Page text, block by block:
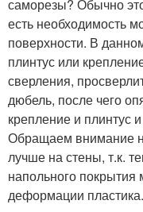
саморезы? Обычно
есть необходимость
поверхности. В
плинтус или
сверления,
дюбель, после чего
крепление и плинтус
Обращаем внимание
лучше на стены, т.к.
напольного покрытия
деформации пластика.